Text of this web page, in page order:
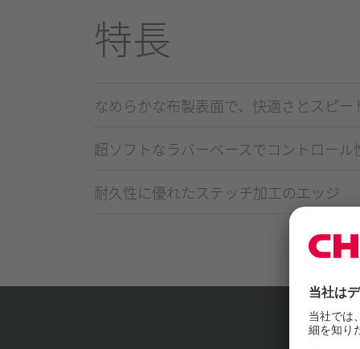
特長
なめらかな布製表面で、快適さとスピー
超ソフトなラバーベースでコントロール
耐久性に優れたステッチ加工のエッジ